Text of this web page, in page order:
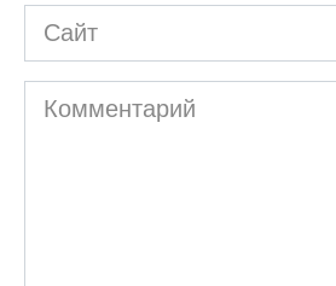
Сайт
Комментарий